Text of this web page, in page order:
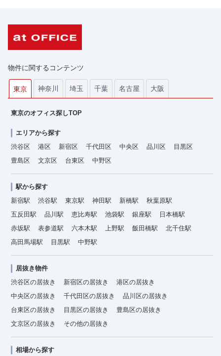
物件に関するコンテンツ
東京 神奈川 埼玉 千葉 名古屋 大阪
東京のオフィス探しTOP
エリアから探す
渋谷区
港区 新宿区 千代田区 中央区 品川区
目黒区
豊島区
文京区 台東区 中野区
駅から探す
新宿駅
渋谷駅 東京駅 神田駅 新橋駅
秋葉原駅
五反田駅
品川駅 恵比寿駅 池袋駅 銀座駅
日本橋駅
赤坂駅
表参道駅 六本木駅 上野駅 飯田橋駅
北千住駅
高田馬場駅
目黒駅 中野駅
居抜き物件
渋谷区の居抜き
新宿区の居抜き
港区の居抜き
中央区の居抜き
千代田区の居抜き
品川区の居抜き
台東区の居抜き
目黒区の居抜き
豊島区の居抜き
文京区の居抜き
その他の居抜き
相場から探す